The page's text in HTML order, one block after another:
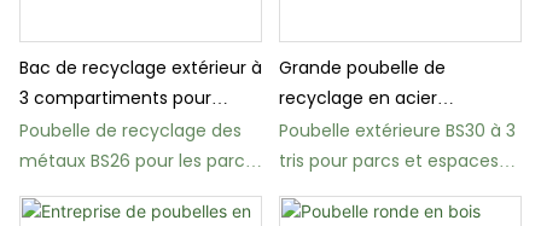
Bac de recyclage extérieur à
3 compartiments pour
parcs
Poubelle de recyclage des
métaux BS26 pour les parcs
et les espaces publics
Grande poubelle de
recyclage en acier
inoxydable à 3
compartiments
Poubelle extérieure BS30 à 3
tris pour parcs et espaces
publics